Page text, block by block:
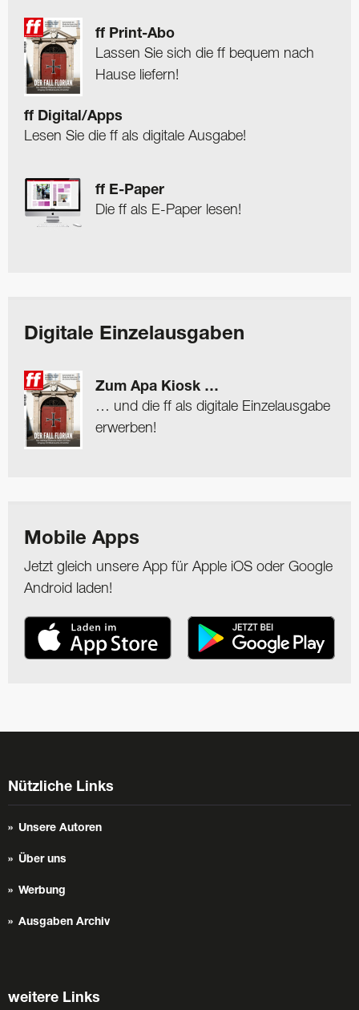
ff Print-Abo
Lassen Sie sich die ff bequem nach
Hause liefern!
ff Digital/Apps
Lesen Sie die ff als digitale Ausgabe!
ff E-Paper
Die ff als E-Paper lesen!
Digitale Einzelausgaben
Zum Apa Kiosk …
… und die ff als digitale Einzelausgabe
erwerben!
Mobile Apps
Jetzt gleich unsere App für Apple iOS oder Google
Android laden!
Nützliche Links
Unsere Autoren
Über uns
Werbung
Ausgaben Archiv
weitere Links